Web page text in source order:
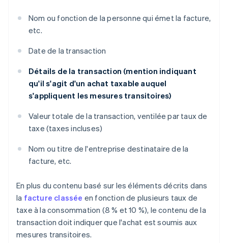
Nom ou fonction de la personne qui émet la facture,
etc.
Date de la transaction
Détails de la transaction (mention indiquant
qu'il s'agit d'un achat taxable auquel
s'appliquent les mesures transitoires)
Valeur totale de la transaction, ventilée par taux de
taxe (taxes incluses)
Nom ou titre de l'entreprise destinataire de la
facture, etc.
En plus du contenu basé sur les éléments décrits dans
la facture classée en fonction de plusieurs taux de
taxe à la consommation (8 % et 10 %), le contenu de la
transaction doit indiquer que l'achat est soumis aux
mesures transitoires.